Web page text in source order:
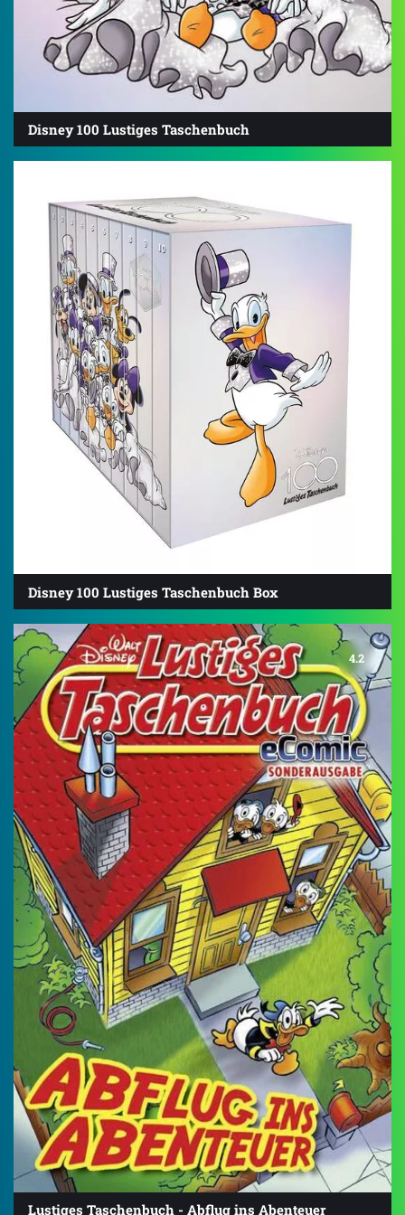
Disney 100 Lustiges Taschenbuch
Disney 100 Lustiges Taschenbuch Box
4.2
Lustiges Taschenbuch - Abflug ins Abenteuer